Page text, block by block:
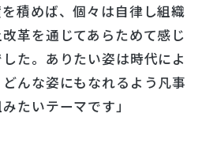
積めば、個々は自律し組織
革を通じてあらためて感じ
た。ありたい姿は時代によ
んな姿にもなれるよう凡事
たいテーマです」